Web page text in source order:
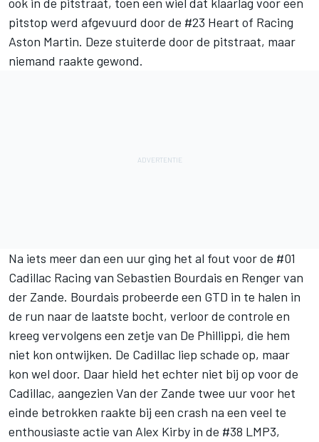
pitstop werd afgevuurd door de #23 Heart of Racing
Aston Martin. Deze stuiterde door de pitstraat, maar
niemand raakte gewond.
Na iets meer dan een uur ging het al fout voor de #01
Cadillac Racing van Sebastien Bourdais en Renger van
der Zande. Bourdais probeerde een GTD in te halen in
de run naar de laatste bocht, verloor de controle en
kreeg vervolgens een zetje van De Phillippi, die hem
niet kon ontwijken. De Cadillac liep schade op, maar
kon wel door. Daar hield het echter niet bij op voor de
Cadillac, aangezien Van der Zande twee uur voor het
einde betrokken raakte bij een crash na een veel te
enthousiaste actie van Alex Kirby in de #38 LMP3,